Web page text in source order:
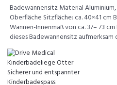
Badewannensitz Material
Oberfläche Sitzfläche: ca. 40×41 cm
Wannen-Innenmaß von ca. 37– 73
dieses Badewannensitz aufmerksam